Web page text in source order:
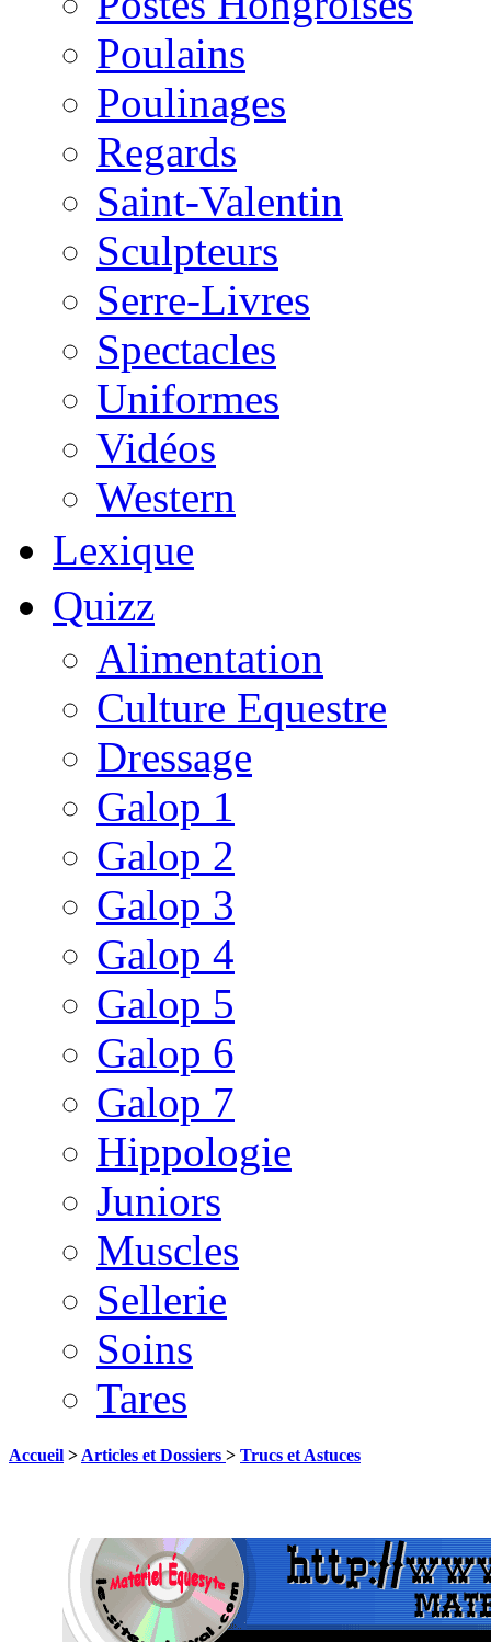
Poulains
Poulinages
Regards
Saint-Valentin
Sculpteurs
Serre-Livres
Spectacles
Uniformes
Vidéos
Western
Lexique
Quizz
Alimentation
Culture Equestre
Dressage
Galop 1
Galop 2
Galop 3
Galop 4
Galop 5
Galop 6
Galop 7
Hippologie
Juniors
Muscles
Sellerie
Soins
Tares
Accueil > Articles et Dossiers > Trucs et Astuces